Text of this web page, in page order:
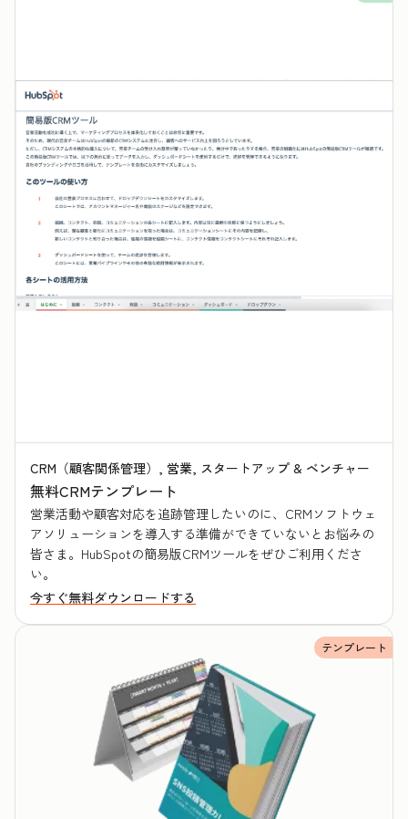
CRM（顧客関係管理）, 営業, スタートアップ & ベンチャー
無料CRMテンプレート
営業活動や顧客対応を追跡管理したいのに、CRMソフトウェ
アソリューションを導入する準備ができていないとお悩みの
皆さま。HubSpotの簡易版CRMツールをぜひご利用くださ
い。
今すぐ無料ダウンロードする
テンプレート